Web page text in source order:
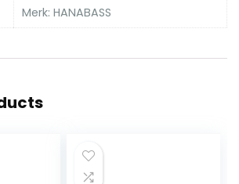
Merk: HANABASS